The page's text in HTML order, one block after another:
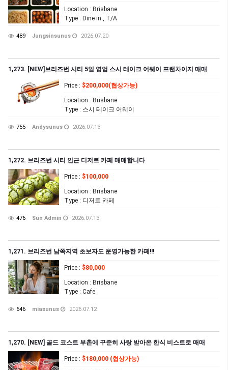
Location : Brisbane
Type : Dine in , T/A
489 Jungsinsunus 2026.07.20
1,273. [NEW]브리즈번 시티 5일 영업 스시 테이크 어웨이 프랜차이지 매매
Price : $200,000(협상가능)
Location : Brisbane
Type : 스시 테이크 어웨이
755 Andysunus 2026.07.13
1,272. 브리즈번 시티 인근 디저트 카페 매매합니다
Price : $100,000
Location : Brisbane
Type : 디저트 카페
476 Sun Admin 2026.07.13
1,271. 브리즈번 남쪽지역 초보자도 운영가능한 카페!!!
Price : $80,000
Location : Brisbane
Type : Cafe
646 miasunus 2026.07.12
1,270. [NEW] 골드 코스트 부촌에 꾸준히 사랑 받아온 한식 비스트로 매매
Price : $180,000 (협상가능)